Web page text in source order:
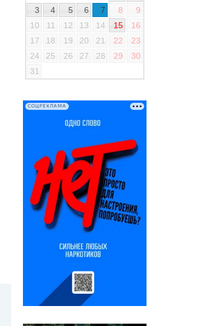
3
4 5 6 7 8
9
10
11 12 13 14 15
16
17
18 19 20 21 22
23
24
25 26 27 28 29
30
31
СОЦРЕКЛАМА